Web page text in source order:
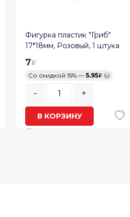
Фигурка пластик "Гриб"
17*18мм, Розовый, 1 штука
7
Со скидкой 15% — 5.95 ?
- +
В КОРЗИНУ